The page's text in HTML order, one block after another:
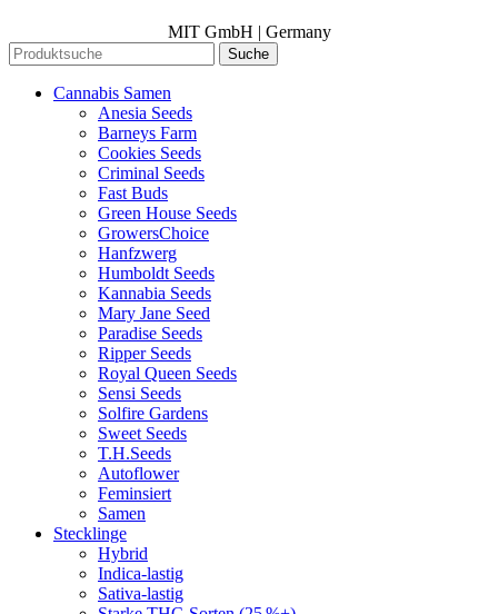
MIT GmbH | Germany
Suche
Cannabis Samen
Anesia Seeds
Barneys Farm
Cookies Seeds
Criminal Seeds
Fast Buds
Green House Seeds
GrowersChoice
Hanfzwerg
Humboldt Seeds
Kannabia Seeds
Mary Jane Seed
Paradise Seeds
Ripper Seeds
Royal Queen Seeds
Sensi Seeds
Solfire Gardens
Sweet Seeds
T.H.Seeds
Autoflower
Feminsiert
Samen
Stecklinge
Hybrid
Indica-lastig
Sativa-lastig